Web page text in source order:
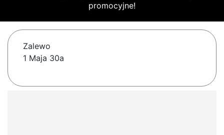
promocyjne!
Zalewo
1 Maja 30a